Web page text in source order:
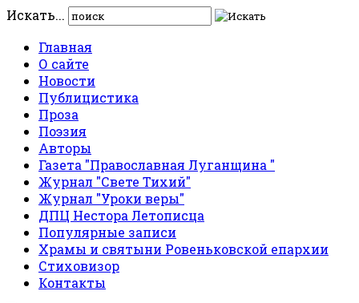
Искать...
Главная
О сайте
Новости
Публицистика
Проза
Поэзия
Авторы
Газета "Православная Луганщина "
Журнал "Свете Тихий"
Журнал "Уроки веры"
ДПЦ Нестора Летописца
Популярные записи
Храмы и святыни Ровеньковской епархии
Стиховизор
Контакты